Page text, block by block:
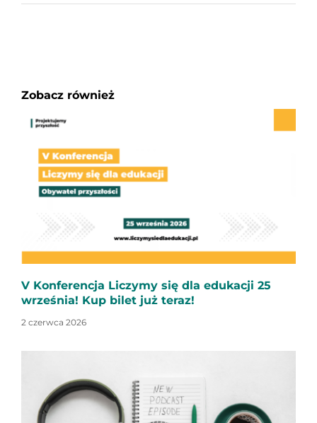
Zobacz również
V Konferencja Liczymy się dla edukacji 25
września! Kup bilet już teraz!
2 czerwca 2026